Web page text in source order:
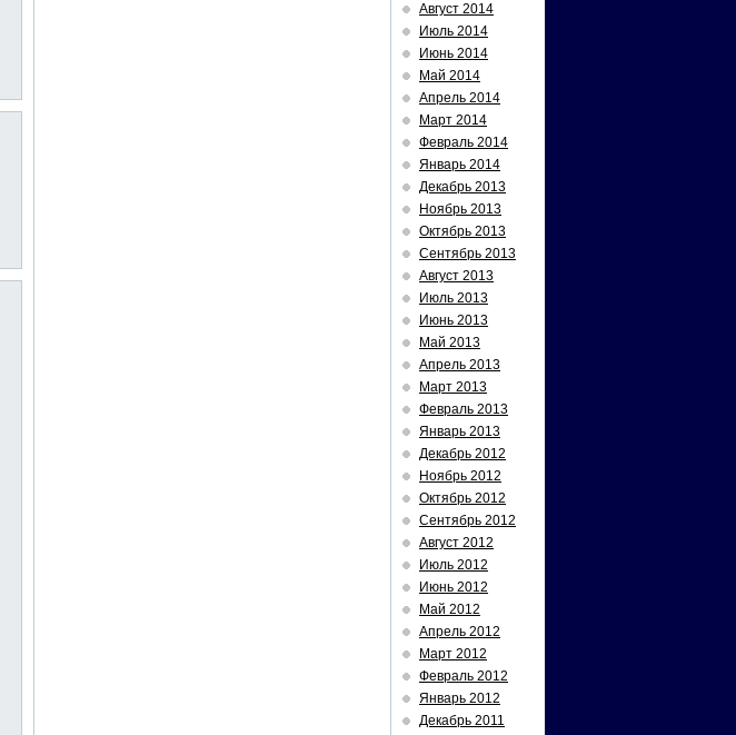
Август 2014
Июль 2014
Июнь 2014
Май 2014
Апрель 2014
Март 2014
Февраль 2014
Январь 2014
Декабрь 2013
Ноябрь 2013
Октябрь 2013
Сентябрь 2013
Август 2013
Июль 2013
Июнь 2013
Май 2013
Апрель 2013
Март 2013
Февраль 2013
Январь 2013
Декабрь 2012
Ноябрь 2012
Октябрь 2012
Сентябрь 2012
Август 2012
Июль 2012
Июнь 2012
Май 2012
Апрель 2012
Март 2012
Февраль 2012
Январь 2012
Декабрь 2011